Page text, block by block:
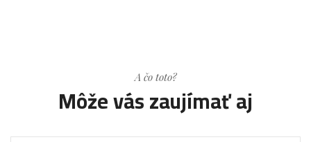
A čo toto?
Môže vás zaujímať aj